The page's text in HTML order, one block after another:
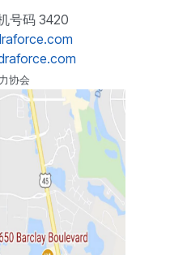
号码 3420
协会